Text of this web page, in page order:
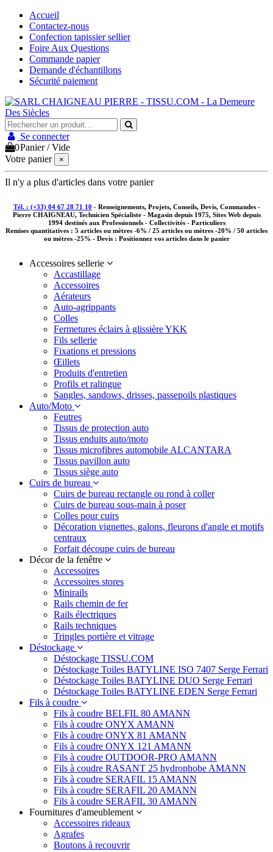
Accueil
Contactez-nous
Confection tapissier sellier
Foire Aux Questions
Commande papier
Demande d'échantillons
Sécurité paiement
Se connecter
0Panier /Vide
Votre panier
×
Il n'y a plus d'articles dans votre panier
Tél. : (+33) 04 67 28 71 10 - Renseignements, Projets, Conseils, Devis, Commandes -
Pierre CHAIGNEAU, Technicien Spécialiste - Magasin depuis 1975, Sites Web depuis
1994 destinés aux Professionnels - Collectivités - Particuliers
Remises quantitatives : 5 articles ou mètres -6% / 25 articles ou mètres -20% / 50 articles
ou mètres -25% - Devis : Positionnez vos articles dans le panier
Accessoires sellerie
Accastillage
Accessoires
Aérateurs
Auto-agrippants
Colles
Fermetures éclairs à glissière YKK
Fils sellerie
Fixations et pressions
Œillets
Produits d'entretien
Profils et ralingue
Sangles, sandows, drisses, passepoils plastiques
Auto/Moto
Feutres
Tissus de protection auto
Tissus enduits auto/moto
Tissus microfibres automobile ALCANTARA
Tissus pavillon auto
Tissus siège auto
Cuirs de bureau
Cuirs de bureau rectangle ou rond à coller
Cuirs de bureau sous-main à poser
Colles pour cuirs
Décoration vignettes, galons, fleurons d'angle et motifs
centraux
Forfait découpe cuirs de bureau
Décor de la fenêtre
Accessoires
Accessoires stores
Minirails
Rails chemin de fer
Rails électriques
Rails techniques
Tringles portière et vitrage
Déstockage
Déstockage TISSU.COM
Déstockage Toiles BATYLINE ISO 7407 Serge Ferrari
Déstockage Toiles BATYLINE DUO Serge Ferrari
Déstockage Toiles BATYLINE EDEN Serge Ferrari
Fils à coudre
Fils à coudre BELFIL 80 AMANN
Fils à coudre ONYX AMANN
Fils à coudre ONYX 81 AMANN
Fils à coudre ONYX 121 AMANN
Fils à coudre OUTDOOR-PRO AMANN
Fils à coudre RASANT 25 hydrophobe AMANN
Fils à coudre SERAFIL 15 AMANN
Fils à coudre SERAFIL 20 AMANN
Fils à coudre SERAFIL 30 AMANN
Fournitures d'ameublement
Accessoires rideaux
Agrafes
Boutons à recouvrir